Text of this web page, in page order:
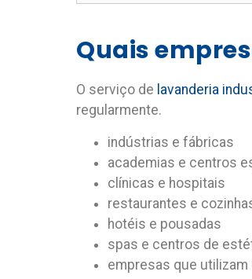
Quais
O serviço de lavanderia
regularmente.
indústrias e fábricas
academias e centros
clínicas e hospitais
restaurantes e
hotéis e pousadas
spas e centros de
empresas que